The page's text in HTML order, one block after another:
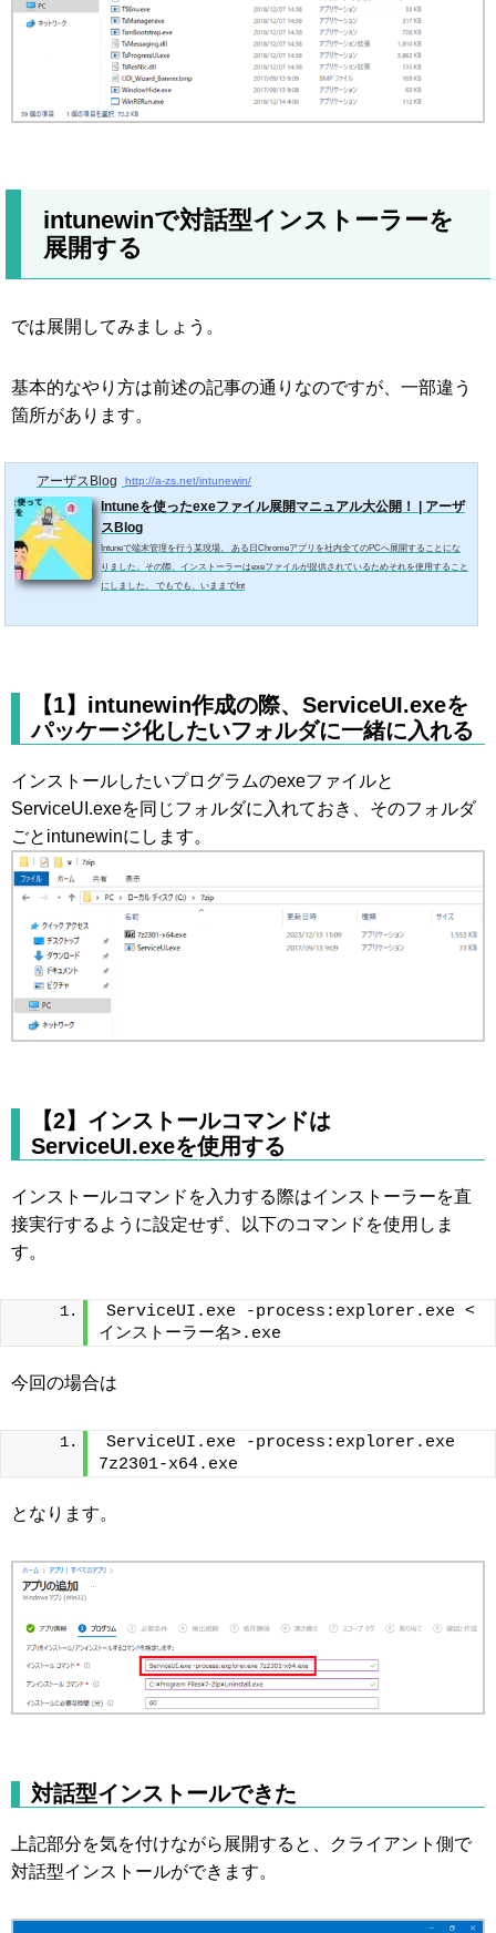
intunewinで対話型インストーラーを
展開する
では展開してみましょう。
基本的なやり方は前述の記事の通りなのですが、一部違う
箇所があります。
アーザスBlog http://a-zs.net/intunewin/
Intuneを使ったexeファイル展開マニュアル大公開！ | アーザ
スBlog
Intuneで端末管理を行う某現場。 ある日Chromeアプリを社内全てのPCへ展開することにな
りました。その際、インストーラーはexeファイルが提供されているためそれを使用すること
にしました。 でもでも、いままでInt
【1】intunewin作成の際、ServiceUI.exeを
パッケージ化したいフォルダに一緒に入れる
インストールしたいプログラムのexeファイルと
ServiceUI.exeを同じフォルダに入れておき、そのフォルダ
ごとintunewinにします。
【2】インストールコマンドは
ServiceUI.exeを使用する
インストールコマンドを入力する際はインストーラーを直
接実行するように設定せず、以下のコマンドを使用しま
す。
ServiceUI.exe -process:explorer.exe <
インストーラー名>.exe
今回の場合は
ServiceUI.exe -process:explorer.exe
7z2301-x64.exe
となります。
対話型インストールできた
上記部分を気を付けながら展開すると、クライアント側で
対話型インストールができます。